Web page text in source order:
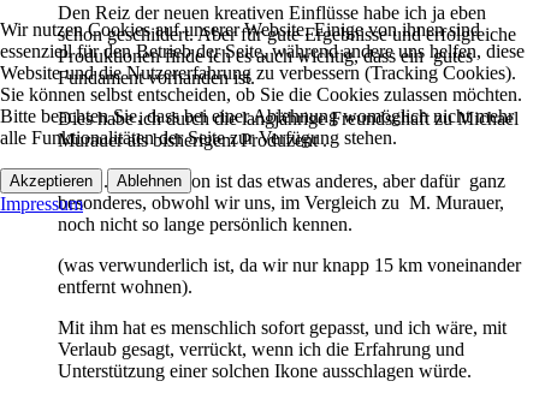
Den Reiz der neuen kreativen Einflüsse habe ich ja eben
schon geschildert. Aber für gute Ergebnisse und erfolgreiche
Produktionen finde ich es auch wichtig, dass ein gutes
Fundament vorhanden ist.
Dies habe ich durch die langjährige Freundschaft zu Michael
Murauer als bisherigem Produzent .
Mit G. G. Anderson ist das etwas anderes, aber dafür ganz
besonderes, obwohl wir uns, im Vergleich zu M. Murauer,
noch nicht so lange persönlich kennen.
(was verwunderlich ist, da wir nur knapp 15 km voneinander
entfernt wohnen).
Mit ihm hat es menschlich sofort gepasst, und ich wäre, mit
Verlaub gesagt, verrückt, wenn ich die Erfahrung und
Unterstützung einer solchen Ikone ausschlagen würde.
Wir nutzen Cookies auf unserer Website. Einige von ihnen sind
essenziell für den Betrieb der Seite, während andere uns helfen, diese
Website und die Nutzererfahrung zu verbessern (Tracking Cookies).
Sie können selbst entscheiden, ob Sie die Cookies zulassen möchten.
Bitte beachten Sie, dass bei einer Ablehnung womöglich nicht mehr
alle Funktionalitäten der Seite zur Verfügung stehen.
Akzeptieren Ablehnen
Impressum